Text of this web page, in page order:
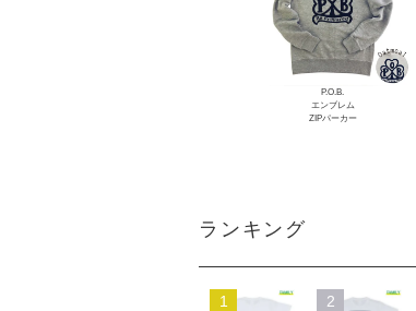
P.O.B.
エンブレム
ZIPパーカー
ランキング
1 2